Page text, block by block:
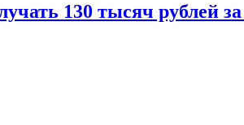
130 тысяч рублей